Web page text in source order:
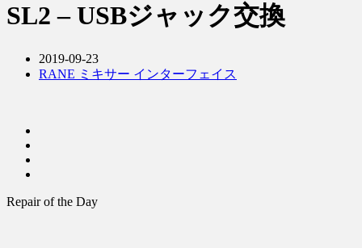
SL2 – USBジャック交換
2019-09-23
RANE ミキサー インターフェイス
Repair of the Day